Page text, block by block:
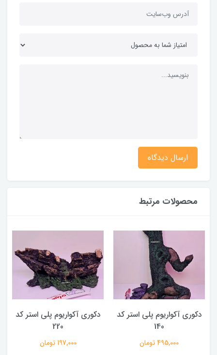
ارسال دیدگاه
محصولات مرتبط
دکوری آکواریوم پلی استر کد
140
495,000 تومان
دکوری آکواریوم پلی استر کد
220
197,000 تومان